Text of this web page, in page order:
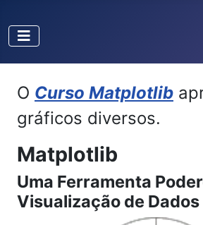
O Curso Matplotlib
gráficos diversos.
Matplotlib
Uma Ferramenta
Visualização de Dados